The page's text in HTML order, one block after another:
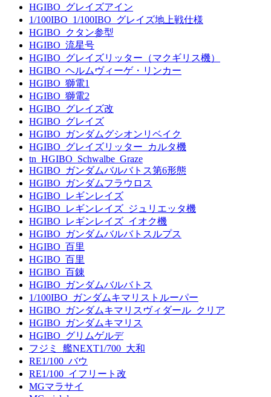
HGIBO_グレイズアイン
1/100IBO_1/100IBO_グレイズ地上戦仕様
HGIBO_クタン参型
HGIBO_流星号
HGIBO_グレイズリッター（マクギリス機）
HGIBO_ヘルムヴィーゲ・リンカー
HGIBO_獅電1
HGIBO_獅電2
HGIBO_グレイズ改
HGIBO_グレイズ
HGIBO_ガンダムグシオンリベイク
HGIBO_グレイズリッター_カルタ機
tn_HGIBO_Schwalbe_Graze
HGIBO_ガンダムバルバトス第6形態
HGIBO_ガンダムフラウロス
HGIBO_レギンレイズ
HGIBO_レギンレイズ_ジュリエッタ機
HGIBO_レギンレイズ_イオク機
HGIBO_ガンダムバルバトスルプス
HGIBO_百里
HGIBO_百里
HGIBO_百錬
HGIBO_ガンダムバルバトス
1/100IBO_ガンダムキマリストルーパー
HGIBO_ガンダムキマリスヴィダール_クリア
HGIBO_ガンダムキマリス
HGIBO_グリムゲルデ
フジミ_艦NEXT1/700_大和
RE1/100_バウ
RE1/100_イフリート改
MGマラサイ